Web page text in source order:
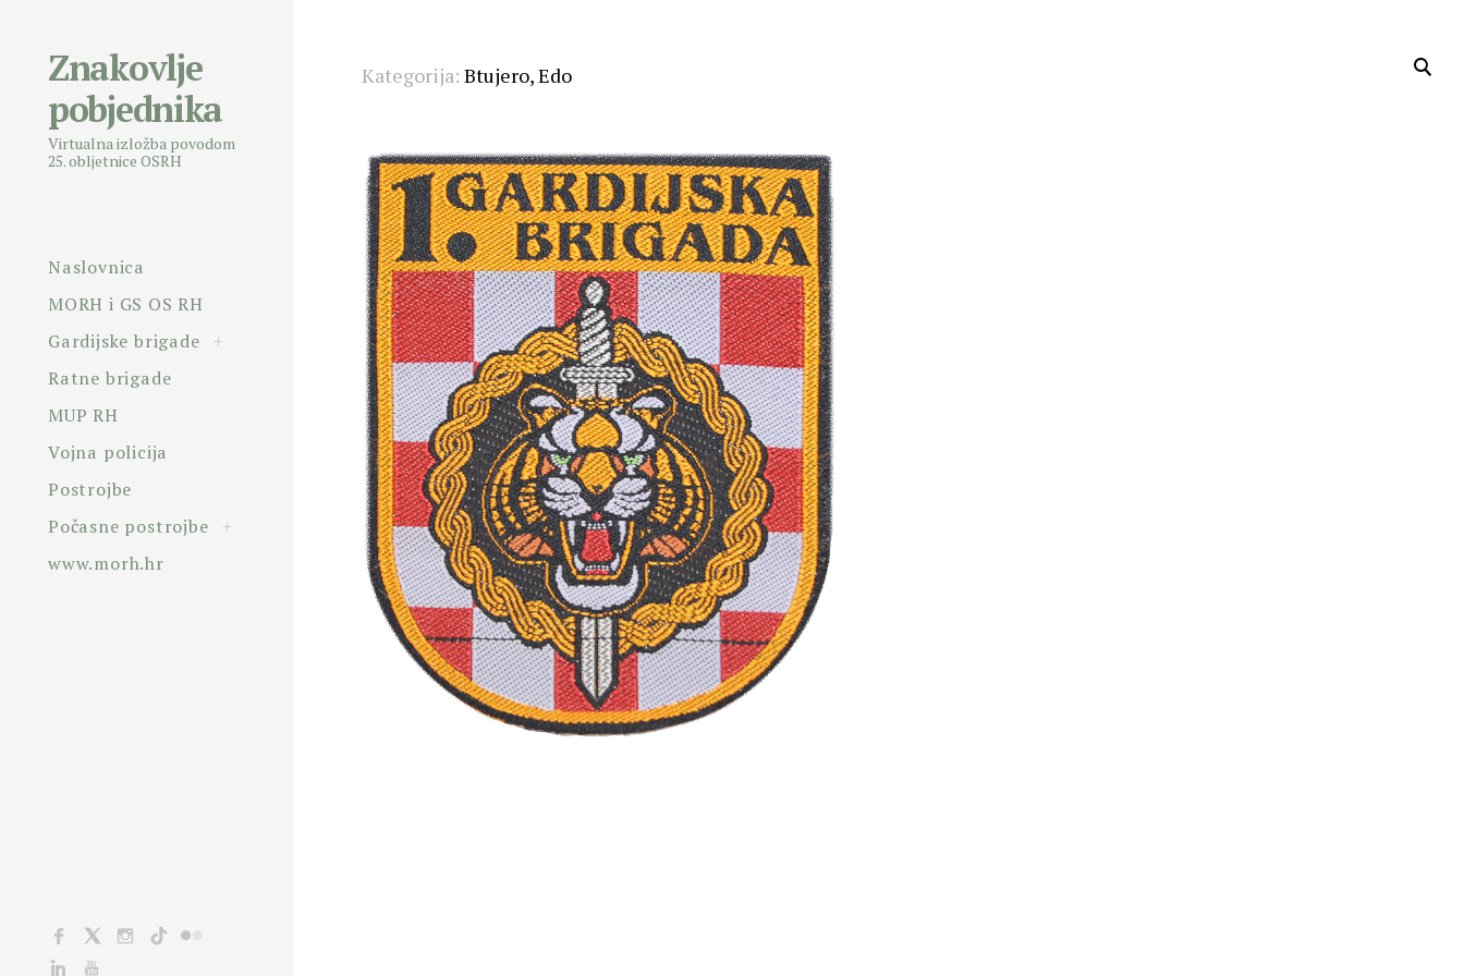
content
Znakovlje
pobjednika
Virtualna izložba povodom
25. obljetnice OSRH
Naslovnica
MORH i GS OS RH
Gardijske brigade
toggle
child
+
Ratne brigade
MUP RH
Vojna policija
Postrojbe
Počasne postrojbe
toggle
child
+
www.morh.hr
Kategorija: Btujero, Edo
Facebook Instagram
TikTok
Linkedin